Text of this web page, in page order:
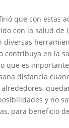
que con estas
con la salud de
diversas
contribuya en la
que es
distancia
y no
para beneficio